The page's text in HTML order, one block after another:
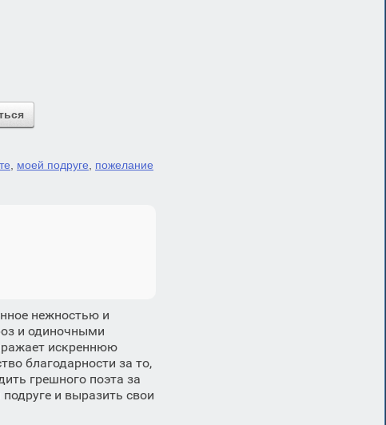
моей подруге
пожелание
нежностью и
и одиночными
искреннюю
благодарности за то,
грешного поэта за
и выразить свои